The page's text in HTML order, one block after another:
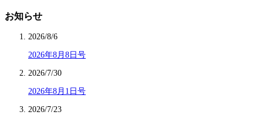
お知らせ
2026/8/6
2026年8月8日号
2026/7/30
2026年8月1日号
2026/7/23